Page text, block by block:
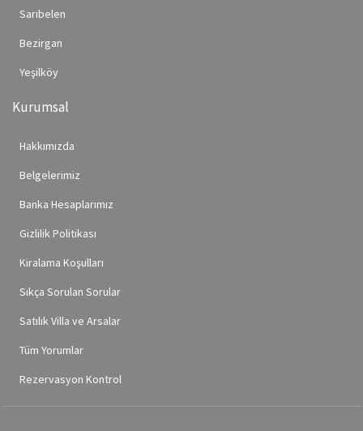
Sarıbelen
Bezirgan
Yeşilköy
Kurumsal
Hakkımızda
Belgelerimiz
Banka Hesaplarımız
Gizlilik Politikası
Kiralama Koşulları
Sıkça Sorulan Sorular
Satılık Villa ve Arsalar
Tüm Yorumlar
Rezervasyon Kontrol